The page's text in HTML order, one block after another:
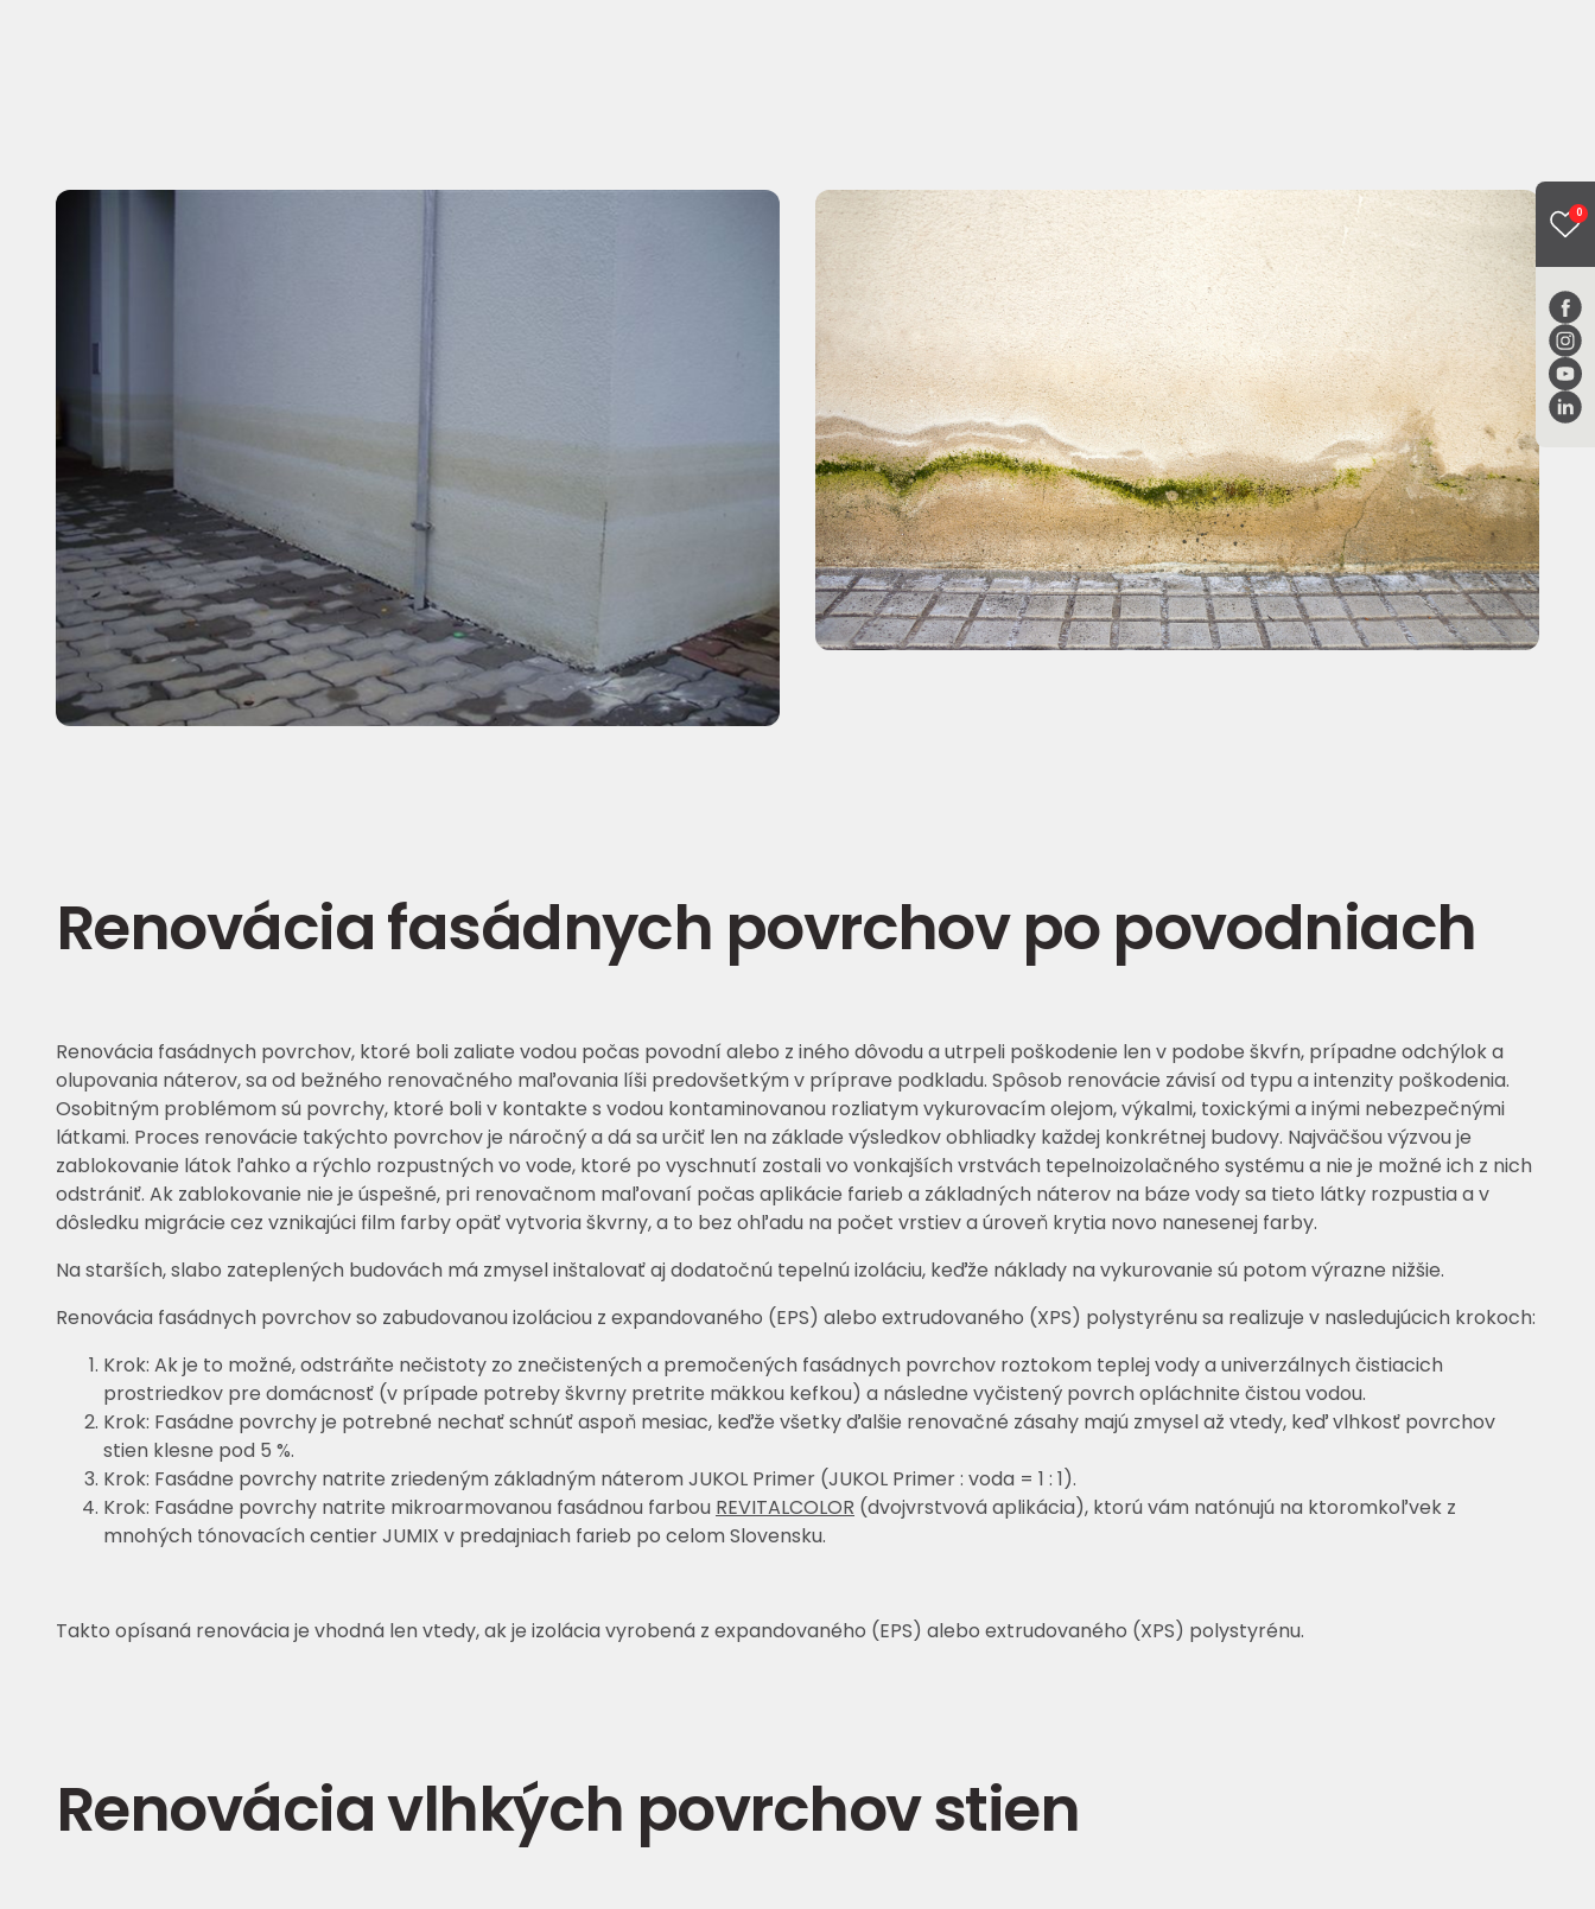
0
Renovácia fasádnych povrchov po povodniach
Renovácia fasádnych povrchov, ktoré boli zaliate vodou počas povodní alebo z iného dôvodu a utrpeli poškodenie len v podobe škvŕn, prípadne odchýlok a
olupovania náterov, sa od bežného renovačného maľovania líši predovšetkým v príprave podkladu. Spôsob renovácie závisí od typu a intenzity poškodenia.
Osobitným problémom sú povrchy, ktoré boli v kontakte s vodou kontaminovanou rozliatym vykurovacím olejom, výkalmi, toxickými a inými nebezpečnými
látkami. Proces renovácie takýchto povrchov je náročný a dá sa určiť len na základe výsledkov obhliadky každej konkrétnej budovy. Najväčšou výzvou je
zablokovanie látok ľahko a rýchlo rozpustných vo vode, ktoré po vyschnutí zostali vo vonkajších vrstvách tepelnoizolačného systému a nie je možné ich z nich
odstrániť. Ak zablokovanie nie je úspešné, pri renovačnom maľovaní počas aplikácie farieb a základných náterov na báze vody sa tieto látky rozpustia a v
dôsledku migrácie cez vznikajúci film farby opäť vytvoria škvrny, a to bez ohľadu na počet vrstiev a úroveň krytia novo nanesenej farby.
Na starších, slabo zateplených budovách má zmysel inštalovať aj dodatočnú tepelnú izoláciu, keďže náklady na vykurovanie sú potom výrazne nižšie.
Renovácia fasádnych povrchov so zabudovanou izoláciou z expandovaného (EPS) alebo extrudovaného (XPS) polystyrénu sa realizuje v nasledujúcich krokoch:
Krok: Ak je to možné, odstráňte nečistoty zo znečistených a premočených fasádnych povrchov roztokom teplej vody a univerzálnych čistiacich
prostriedkov pre domácnosť (v prípade potreby škvrny pretrite mäkkou kefkou) a následne vyčistený povrch opláchnite čistou vodou.
Krok: Fasádne povrchy je potrebné nechať schnúť aspoň mesiac, keďže všetky ďalšie renovačné zásahy majú zmysel až vtedy, keď vlhkosť povrchov
stien klesne pod 5 %.
Krok: Fasádne povrchy natrite zriedeným základným náterom JUKOL Primer (JUKOL Primer : voda = 1 : 1).
Krok: Fasádne povrchy natrite mikroarmovanou fasádnou farbou REVITALCOLOR (dvojvrstvová aplikácia), ktorú vám natónujú na ktoromkoľvek z
mnohých tónovacích centier JUMIX v predajniach farieb po celom Slovensku.
Takto opísaná renovácia je vhodná len vtedy, ak je izolácia vyrobená z expandovaného (EPS) alebo extrudovaného (XPS) polystyrénu.
Renovácia vlhkých povrchov stien